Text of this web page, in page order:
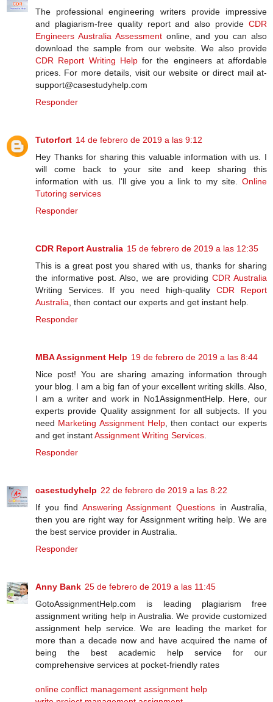
The professional engineering writers provide impressive
and plagiarism-free quality report and also provide CDR
Engineers Australia Assessment online, and you can also
download the sample from our website. We also provide
CDR Report Writing Helpfor the engineers at affordable
prices. For more details, visit our website or direct mail at-
support@casestudyhelp.com
Responder
Tutorfort 14 de febrero de 2019 a las 9:12
Hey Thanks for sharing this valuable information with us. I
will come back to your site and keep sharing this
information with us. I'll give you a link to my site. Online
Tutoring services
Responder
CDR Report Australia 15 de febrero de 2019 a las 12:35
This is a great post you shared with us, thanks for sharing
the informative post. Also, we are providing CDR Australia
Writing Services. If you need high-qualityCDR Report
Australia , then contact our experts and get instant help.
Responder
MBA Assignment Help 19 de febrero de 2019 a las 8:44
Nice post! You are sharing amazing information through
your blog. I am a big fan of your excellent writing skills. Also,
I am a writer and work in No1AssignmentHelp. Here, our
experts provide Quality assignment for all subjects. If you
need Marketing Assignment Help, then contact our experts
and get instantAssignment Writing Services
Responder
casestudyhelp 22 de febrero de 2019 a las 8:22
If you find Answering Assignment Questions in Australia,
then you are right way for Assignment writing help. We are
the best service provider in Australia.
Responder
Anny Bank 25 de febrero de 2019 a las 11:45
GotoAssignmentHelp.com is leading plagiarism free
assignment writing help in Australia. We provide customized
assignment help service. We are leading the market for
more than a decade now and have acquired the name of
being the best academic help service for our
comprehensive services at pocket-friendly rates
online conflict management assignment help